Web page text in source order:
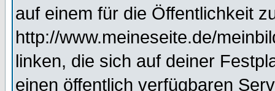
auf einem für die Öffentlichkeit
http://www.meineseite.de/
linken, die sich auf deiner
einen öffentlich verfügbaren